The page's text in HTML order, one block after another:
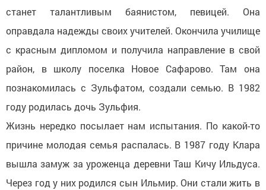
станет талантливым баянистом, певицей. Она
оправдала надежды своих учителей. Окончила училище
с красным дипломом и получила направление в свой
район, в школу поселка Новое Сафарово. Там она
познакомилась с Зульфатом, создали семью. В 1982
году родилась дочь Зульфия.
Жизнь нередко посылает нам испытания. По какой-то
причине молодая семья распалась. В 1987 году Клара
вышла замуж за уроженца деревни Таш Кичу Ильдуса.
Через год у них родился сын Ильмир. Они стали жить в